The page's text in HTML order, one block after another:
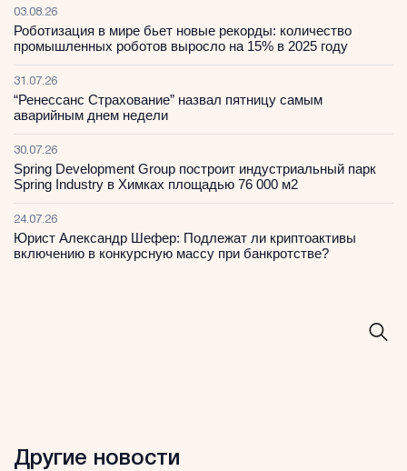
03.08.26
Роботизация в мире бьет новые рекорды: количество
промышленных роботов выросло на 15% в 2025 году
31.07.26
“Ренессанс Страхование” назвал пятницу самым
аварийным днем недели
30.07.26
Spring Development Group построит индустриальный парк
Spring Industry в Химках площадью 76 000 м2
24.07.26
Юрист Александр Шефер: Подлежат ли криптоактивы
включению в конкурсную массу при банкротстве?
Другие новости